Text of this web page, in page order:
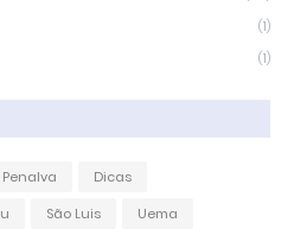
(1)
(1)
Penalva
Dicas
São Luis Uema